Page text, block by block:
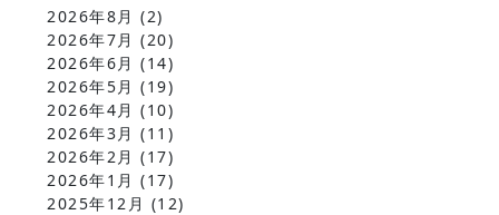
2026年8月 (2)
2026年7月 (20)
2026年6月 (14)
2026年5月 (19)
2026年4月 (10)
2026年3月 (11)
2026年2月 (17)
2026年1月 (17)
2025年12月 (12)